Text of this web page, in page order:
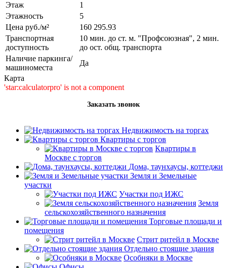
Этаж
1
Этажность
5
Цена руб./м²
160 295.93
Транспортная
доступность
10 мин. до ст. м. "Профсоюзная", 2 мин.
до ост. общ. транспорта
Наличие паркинга/
машиноместа
Да
Карта
'star:calculatorpro' is not a component
Заказать звонок
Недвижимость на торгах
Квартиры с торгов
Квартиры в
Москве с торгов
Дома, таунхаусы, коттеджи
Земля и Земельные
участки
Участки под ИЖС
Земля
сельскохозяйственного назначения
Торговые площади и
помещения
Стрит ритейл в Москве
Отдельно стоящие здания
Особняки в Москве